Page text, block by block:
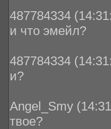
487784334
и что эмейл?
487784334
и?
Angel_Smy
твое?